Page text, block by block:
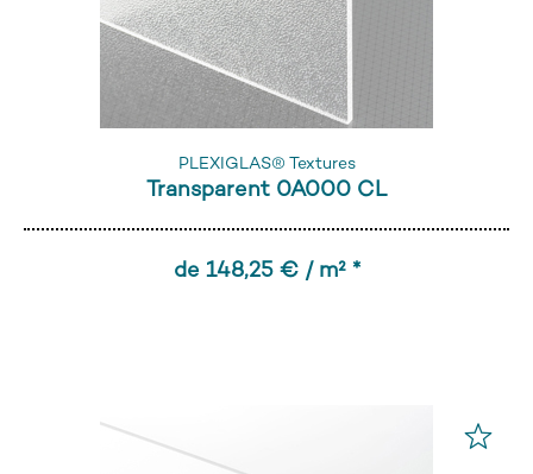
PLEXIGLAS® Textures
Transparent 0A000 CL
de 148,25 € / m² *